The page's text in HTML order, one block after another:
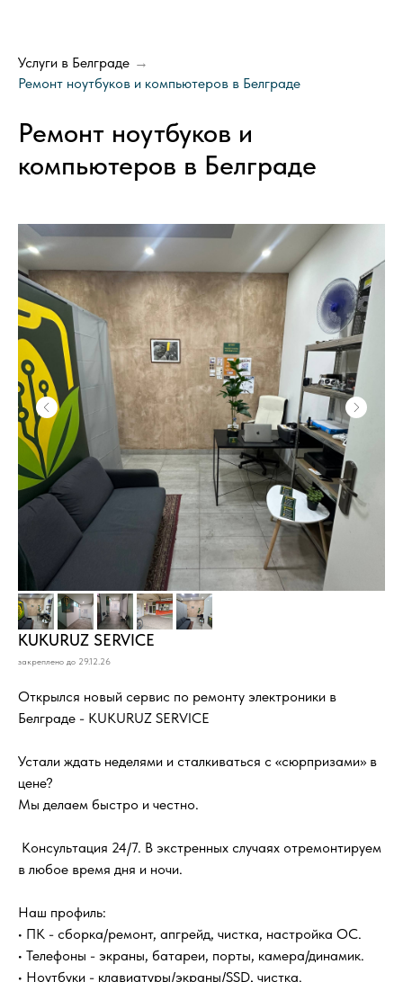
Услуги в Белграде →
Ремонт ноутбуков и компьютеров в Белграде
Ремонт ноутбуков и
компьютеров в Белграде
KUKURUZ SERVICE
закреплено до 29.12.26
Открылся новый сервис по ремонту электроники в
Белграде - KUKURUZ SERVICE
Устали ждать неделями и сталкиваться с «сюрпризами» в
цене?
Мы делаем быстро и честно.
Консультация 24/7. В экстренных случаях отремонтируем
в любое время дня и ночи.
Наш профиль:
• ПК - сборка/ремонт, апгрейд, чистка, настройка ОС.
• Телефоны - экраны, батареи, порты, камера/динамик.
• Ноутбуки - клавиатуры/экраны/SSD, чистка.